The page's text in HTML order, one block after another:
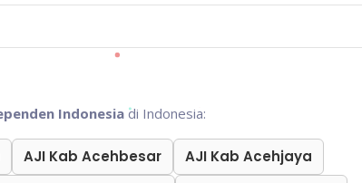
Indonesia di Indonesia:
AJI Kab Acehbesar
AJI Kab Acehjaya